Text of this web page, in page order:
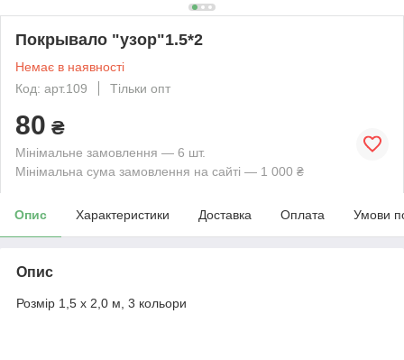
Покрывало "узор"1.5*2
Немає в наявності
Код: арт.109
Тільки опт
80 ₴
Мінімальне замовлення — 6 шт.
Мінімальна сума замовлення на сайті — 1 000 ₴
Опис Характеристики Доставка Оплата Умови
Опис
Розмір 1,5 х 2,0 м, 3 кольори